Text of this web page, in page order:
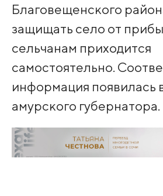
Благовещенского
защищать село от
сельчанам приходится
самостоятельно.
информация появилась
амурского губернатора.